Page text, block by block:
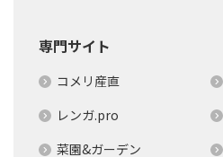
専門サイト
コメリ産直
レンガ.pro
菜園&ガーデン